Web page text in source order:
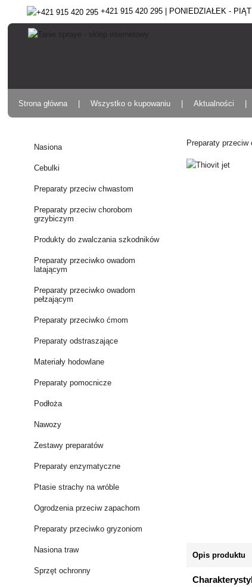
+421 915 420 295 | PONIEDZIAŁEK -
Strona główna Wszystko o kupowaniu Aktualności
Nasiona
Cebulki
Preparaty przeciw chwastom
Preparaty przeciw chorobom
grzybiczym
Produkty do zwalczania szkodników
Preparaty przeciwko owadom
latającym
Preparaty przeciwko owadom
pełzającym
Preparaty przeciwko ćmom
Preparaty odstraszające
Materiały hodowlane
Preparaty pomocnicze
Podłoża
Nawozy
Zestawy preparatów
Preparaty enzymatyczne
Ptasie strachy na wróble
Ogrodzenia przeciw zapachom
Preparaty przeciwko gryzoniom
Nasiona traw
Sprzęt ochronny
Preparaty
Opis produktu